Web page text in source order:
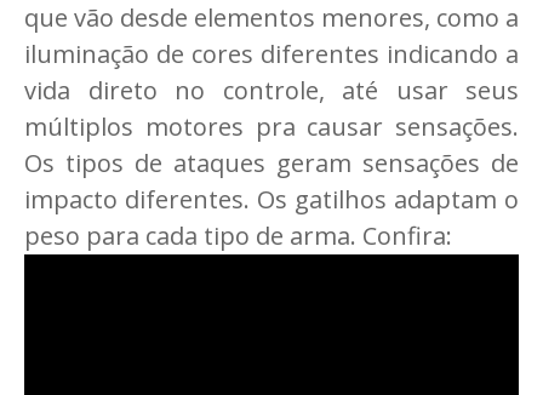
que vão desde elementos menores, como a
iluminação de cores diferentes indicando a
vida direto no controle, até usar seus
múltiplos motores pra causar sensações.
Os tipos de ataques geram sensações de
impacto diferentes. Os gatilhos adaptam o
peso para cada tipo de arma. Confira: